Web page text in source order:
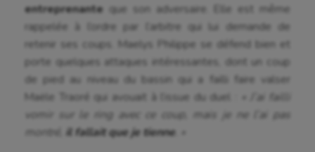
entreprenante que son adversaire. Elle est même
rappelée à l’ordre par l’arbitre qui lui demande de
retenir ses coups. Maelys Philippe se défend bien et
porte quelques attaques intéressantes, dont un coup
de pied au niveau du bassin qui a failli faire valser
Maële Traoré qui avouait à l’issue du duel :
« J’ai failli
vomir sur le ring avec ce coup, mais je ne l’ai pas
montré, il fallait que je tienne. »